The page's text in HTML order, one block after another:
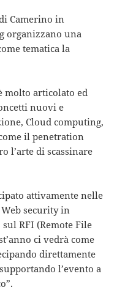
Camerino in
organizzano una
tematica la
molto articolato ed
nuovi e
Cloud computing,
il penetration
l’arte di scassinare
attivamente nelle
security in
RFI (Remote File
ci vedrà come
direttamente
l’evento a